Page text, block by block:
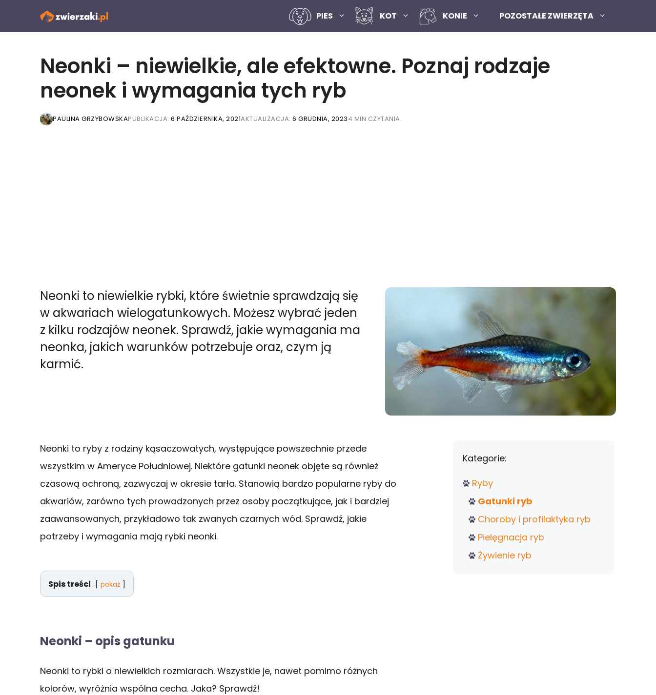
PIES KOT KONIE POZOSTAŁE ZWIERZĘTA
Neonki – niewielkie, ale efektowne. Poznaj rodzaje
neonek i wymagania tych ryb
PAULINA GRZYBOWSKAPUBLIKACJA: 6 PAŹDZIERNIKA, 2021AKTUALIZACJA: 6 GRUDNIA, 20234 MIN CZYTANIA
Neonki to niewielkie rybki, które świetnie sprawdzają się
w akwariach wielogatunkowych. Możesz wybrać jeden
z kilku rodzajów neonek. Sprawdź, jakie wymagania ma
neonka, jakich warunków potrzebuje oraz, czym ją
karmić.
Neonki to ryby z rodziny kąsaczowatych, występujące powszechnie przede
wszystkim w Ameryce Południowej. Niektóre gatunki neonek objęte są również
czasową ochroną, zazwyczaj w okresie tarła. Stanowią bardzo popularne ryby do
akwariów, zarówno tych prowadzonych przez osoby początkujące, jak i bardziej
zaawansowanych, przykładowo tak zwanych czarnych wód. Sprawdź, jakie
potrzeby i wymagania mają rybki neonki.
Spis treści pokaż
Neonki – opis gatunku
Neonki to rybki o niewielkich rozmiarach. Wszystkie je, nawet pomimo różnych
kolorów, wyróżnia wspólna cecha. Jaka? Sprawdź!
Kategorie:
Ryby
Gatunki ryb
Choroby i profilaktyka ryb
Pielęgnacja ryb
Żywienie ryb